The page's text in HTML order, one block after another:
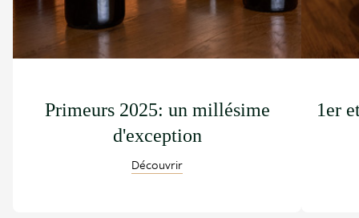
Primeurs 2025: un millésime
d'exception
Découvrir
1er